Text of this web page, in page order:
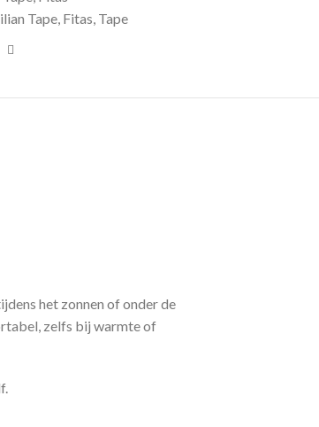
Tape, Fitas, Tape
het zonnen of onder de
zelfs bij warmte of